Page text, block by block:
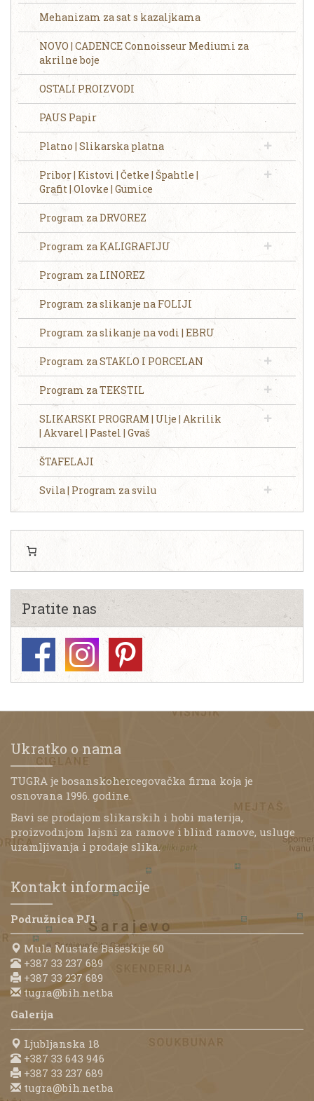
Mehanizam za sat s kazaljkama
NOVO | CADENCE Connoisseur Mediumi za
akrilne boje
OSTALI PROIZVODI
PAUS Papir
Platno | Slikarska platna
Pribor | Kistovi | Četke | Špahtle |
Grafit | Olovke | Gumice
Program za DRVOREZ
Program za KALIGRAFIJU
Program za LINOREZ
Program za slikanje na FOLIJI
Program za slikanje na vodi | EBRU
Program za STAKLO I PORCELAN
Program za TEKSTIL
SLIKARSKI PROGRAM | Ulje | Akrilik
| Akvarel | Pastel | Gvaš
ŠTAFELAJI
Svila | Program za svilu
Pratite nas
Ukratko o nama
TUGRA je bosanskohercegovačka firma koja je
osnovana 1996. godine.
Bavi se prodajom slikarskih i hobi materija,
proizvodnjom lajsni za ramove i blind ramove, usluge
uramljivanja i prodaje slika.
Kontakt informacije
Podružnica PJ1
Mula Mustafe Bašeskije 60
+387 33 237 689
+387 33 237 689
tugra@bih.net.ba
Galerija
Ljubljanska 18
+387 33 643 946
+387 33 237 689
tugra@bih.net.ba